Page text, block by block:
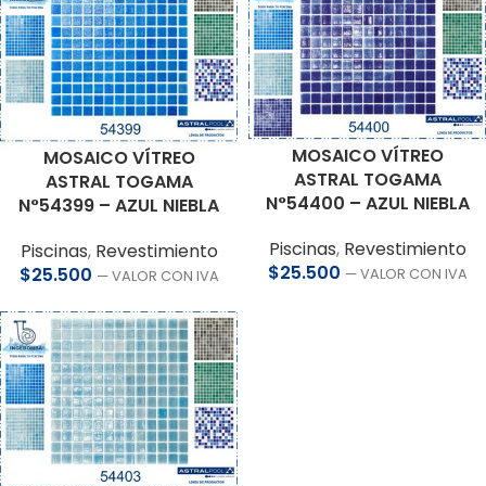
MOSAICO VÍTREO
ASTRAL TOGAMA
N°54399 – AZUL NIEBLA
Piscinas, Revestimiento
$25.500 — VALOR CON IVA
MOSAICO VÍTREO
ASTRAL TOGAMA
N°54400 – AZUL NIEBLA
Piscinas, Revestimiento
$25.500 — VALOR CON IVA